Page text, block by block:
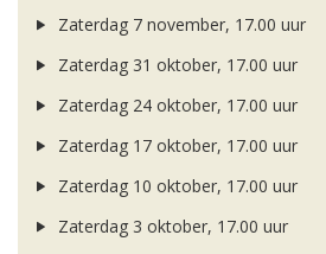
Zaterdag 7 november, 17.00 uur
Zaterdag 31 oktober, 17.00 uur
Zaterdag 24 oktober, 17.00 uur
Zaterdag 17 oktober, 17.00 uur
Zaterdag 10 oktober, 17.00 uur
Zaterdag 3 oktober, 17.00 uur